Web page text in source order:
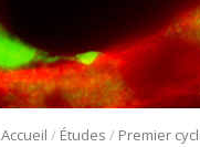
Accueil / Études / Premier